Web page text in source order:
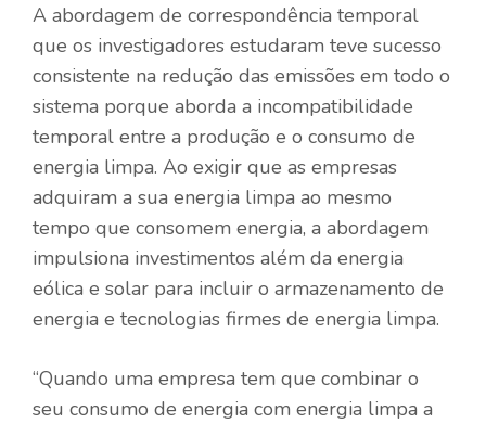
A abordagem de correspondência temporal
que os investigadores estudaram teve sucesso
consistente na redução das emissões em todo o
sistema porque aborda a incompatibilidade
temporal entre a produção e o consumo de
energia limpa. Ao exigir que as empresas
adquiram a sua energia limpa ao mesmo
tempo que consomem energia, a abordagem
impulsiona investimentos além da energia
eólica e solar para incluir o armazenamento de
energia e tecnologias firmes de energia limpa.
“Quando uma empresa tem que combinar o
seu consumo de energia com energia limpa a